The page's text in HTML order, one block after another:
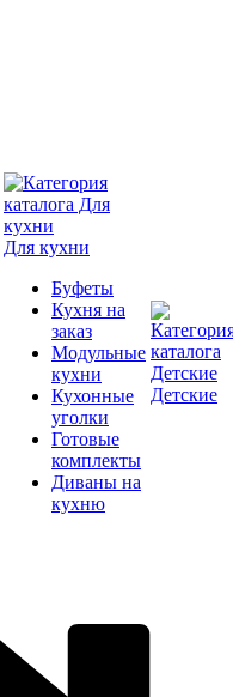
Для кухни
Буфеты
Кухня на
заказ
Модульные
кухни
Кухонные
уголки
Готовые
комплекты
Диваны на
кухню
Детские